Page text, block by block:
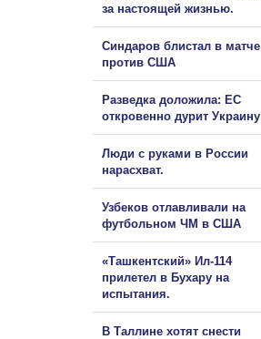
за настоящей жизнью.
Синдаров блистал в матче
против США
Разведка доложила: ЕС
откровенно дурит Украину
Люди с руками в России
нарасхват.
Узбеков отлавливали на
футбольном ЧМ в США
«Ташкентский» Ил-114
прилетел в Бухару на
испытания.
В Таллине хотят снести